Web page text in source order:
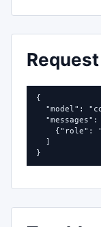
{
"model":
"messages":
{"role":
  ]
}